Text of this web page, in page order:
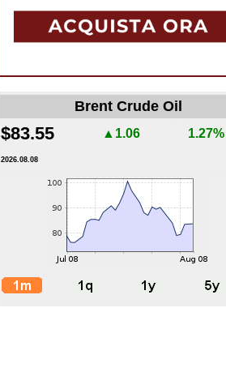
Brent Crude Oil
$83.55 ▲1.06 1.27%
2026.08.08